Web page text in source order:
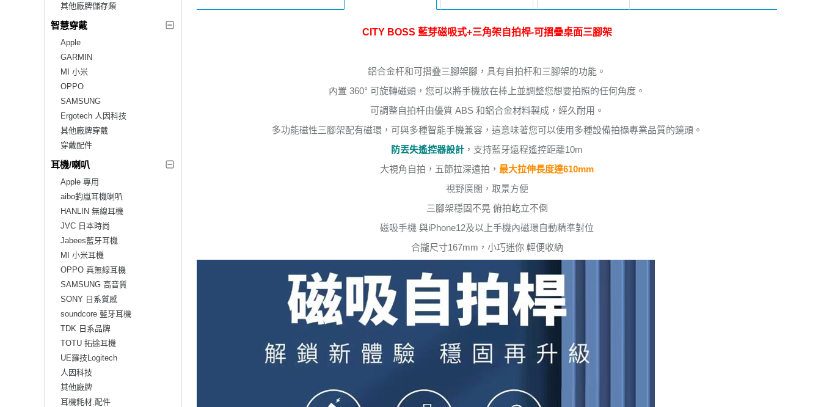
其他廠牌儲存類
智慧穿戴
Apple
GARMIN
MI 小米
OPPO
SAMSUNG
Ergotech 人因科技
其他廠牌穿戴
穿戴配件
耳機/喇叭
Apple 專用
aibo鈞嵐耳機喇叭
HANLIN 無線耳機
JVC 日本時尚
Jabees藍牙耳機
MI 小米耳機
OPPO 真無線耳機
SAMSUNG 高音質
SONY 日系質感
soundcore 藍牙耳機
TDK 日系品牌
TOTU 拓途耳機
UE羅技Logitech
人因科技
其他廠牌
耳機耗材.配件
CITY BOSS 藍芽磁吸式+三角架自拍桿-可摺疊桌面三腳架
鋁合金杆和可摺疊三腳架腳，具有自拍杆和三腳架的功能。
內置 360° 可旋轉磁頭，您可以將手機放在棒上並調整您想要拍照的任何角度。
可調整自拍杆由優質 ABS 和鋁合金材料製成，經久耐用。
多功能磁性三腳架配有磁環，可與多種智能手機兼容，這意味著您可以使用多種設備拍攝專業品質的鏡頭。
防丟失遙控器設計 ，支持藍牙遠程遙控距離10m
大視角自拍，五節拉深遠拍， 最大拉伸長度達610mm
視野廣闊，取景方便
三腳架穩固不晃 俯拍屹立不倒
磁吸手機 與iPhone12及以上手機內磁環自動精準對位
合攏尺寸167mm，小巧迷你 輕便收納